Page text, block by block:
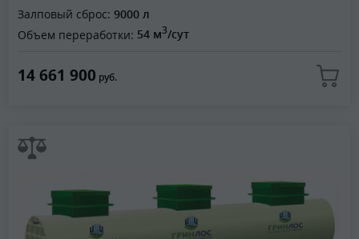
Залповый сброс: 9000 л
Объем переработки: 54 м3/сут
14 661 900 руб.